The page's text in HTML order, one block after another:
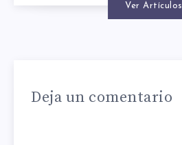
Ver Artículos
Deja un comentario